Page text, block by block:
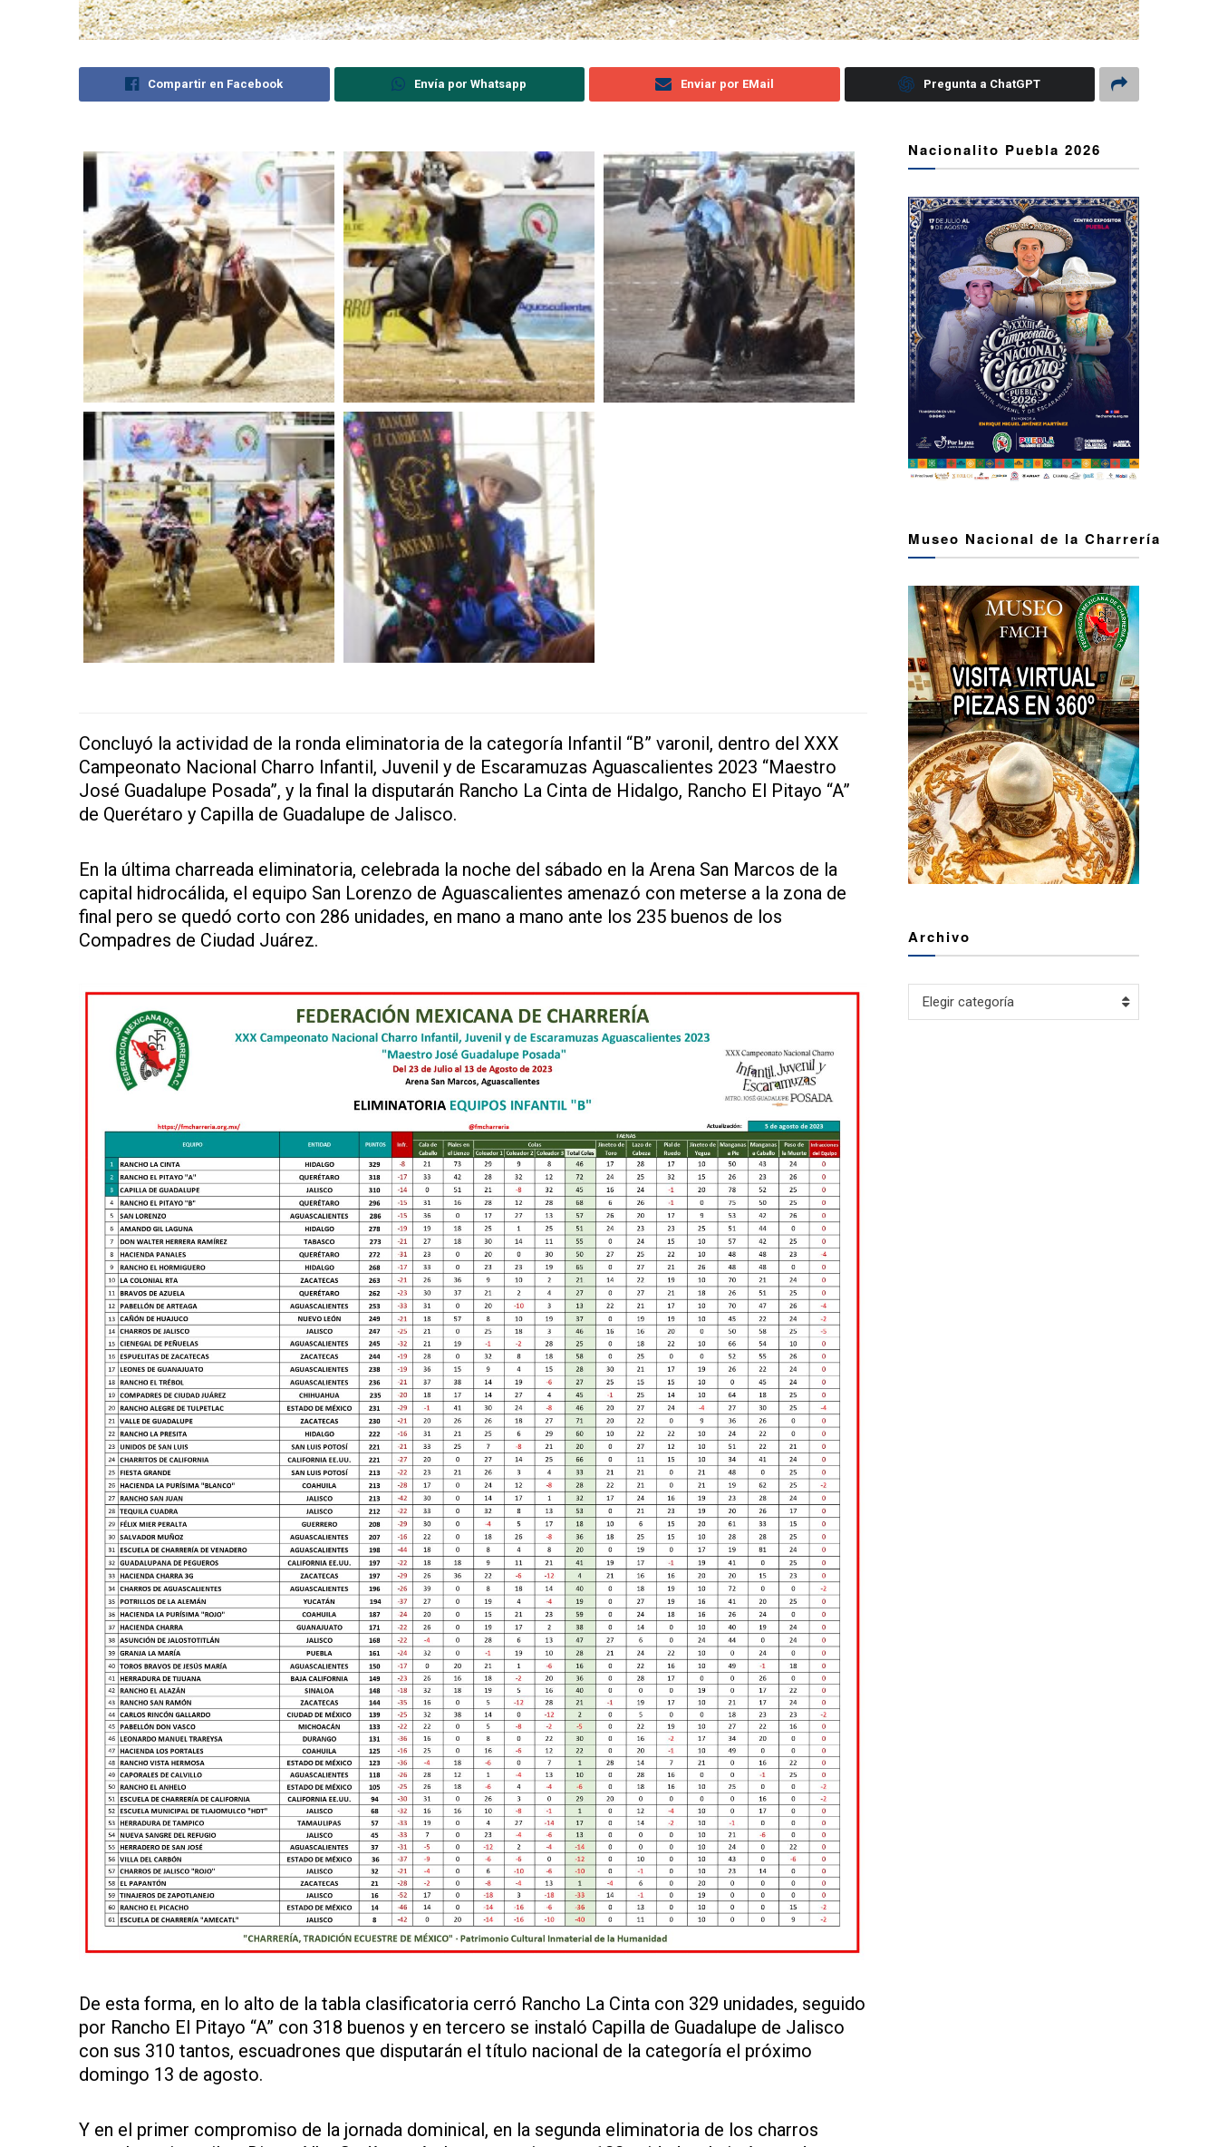
Compartir en Facebook Envía por Whatsapp Enviar por EMail Pregunta a ChatGPT
Concluyó la actividad de la ronda eliminatoria de la categoría Infantil “B” varonil, dentro del XXX
Campeonato Nacional Charro Infantil, Juvenil y de Escaramuzas Aguascalientes 2023 “Maestro
José Guadalupe Posada”, y la final la disputarán Rancho La Cinta de Hidalgo, Rancho El Pitayo “A”
de Querétaro y Capilla de Guadalupe de Jalisco.
En la última charreada eliminatoria, celebrada la noche del sábado en la Arena San Marcos de la
capital hidrocálida, el equipo San Lorenzo de Aguascalientes amenazó con meterse a la zona de
final pero se quedó corto con 286 unidades, en mano a mano ante los 235 buenos de los
Compadres de Ciudad Juárez.
De esta forma, en lo alto de la tabla clasificatoria cerró Rancho La Cinta con 329 unidades, seguido
por Rancho El Pitayo “A” con 318 buenos y en tercero se instaló Capilla de Guadalupe de Jalisco
con sus 310 tantos, escuadrones que disputarán el título nacional de la categoría el próximo
domingo 13 de agosto.
Y en el primer compromiso de la jornada dominical, en la segunda eliminatoria de los charros
Nacionalito Puebla 2026
Museo Nacional de la Charrería
Archivo
Archivo
Elegir categoría